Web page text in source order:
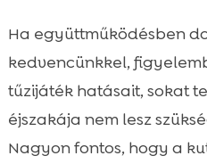
Ha együttműködésben
kedvencünkkel,
tűzijáték hatásait, sokat
éjszakája nem lesz
Nagyon fontos, hogy a